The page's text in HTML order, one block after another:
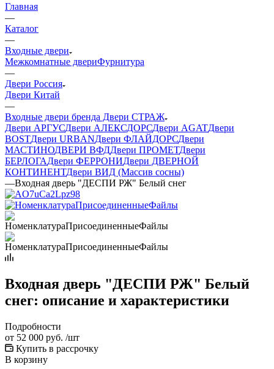
Главная
—
Каталог
—
Входные двери
Межкомнатные двериФурнитура
—
Двери Россия
Двери Китай
—
Входные двери бренда Двери СТРАЖ
Двери АРГУСДвери АЛЕКСДОРСДвери AGATДвери
BOSTДвери URBANДвери ФЛАЙДОРСДвери
МАСТИНОДВЕРИ ВФДДвери ПРОМЕТДвери
БЕРЛОГАДвери ФЕРРОНИДвери ДВЕРНОЙ
КОНТИНЕНТДвери ВИД (Массив сосны)
—Входная дверь "ДЕСПИ РЖ" Белый снег
Входная дверь "ДЕСПИ РЖ" Белый
снег: описание и характеристики
Подробности
от 52 000 руб. /шт
Купить в рассрочку
В корзину